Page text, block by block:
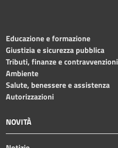
Educazione e formazione
Giustizia e sicurezza pubblica
Tributi, finanze e contravvenzioni
Ambiente
Salute, benessere e assistenza
Autorizzazioni
NOVITÀ